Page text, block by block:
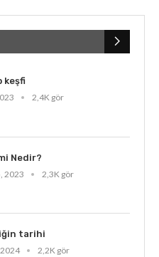
keşfi
2,4K gör
Nedir?
2023
2,3K gör
tarihi
2,2K gör